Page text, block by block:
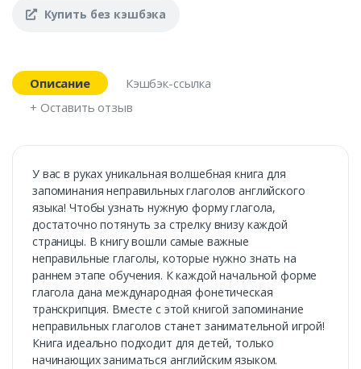
Купить без кэшбэка
Описание
Кэшбэк-ссылка
+ Оставить отзыв
У вас в руках уникальная волшебная книга для
запоминания неправильных глаголов английского
языка! Чтобы узнать нужную форму глагола,
достаточно потянуть за стрелку внизу каждой
страницы. В книгу вошли самые важные
неправильные глаголы, которые нужно знать на
раннем этапе обучения. К каждой начальной форме
глагола дана международная фонетическая
транскрипция. Вместе с этой книгой запоминание
неправильных глаголов станет занимательной игрой!
Книга идеально подходит для детей, только
начинающих заниматься английским языком.